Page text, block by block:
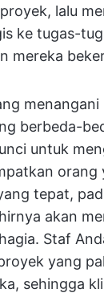
lalu
ke tugas-
mereka
berbeda-
untuk
orang
tepat,
akan
Staf
yang
sehingga